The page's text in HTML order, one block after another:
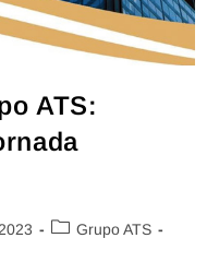
ATS:
Grupo ATS